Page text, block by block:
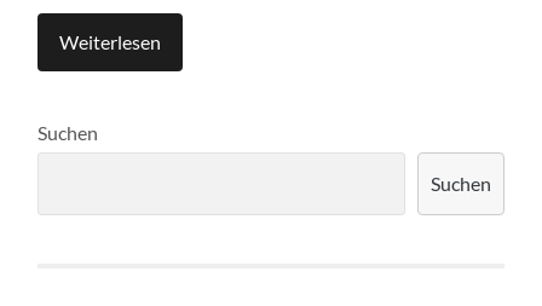
Weiterlesen
Suchen
Suchen